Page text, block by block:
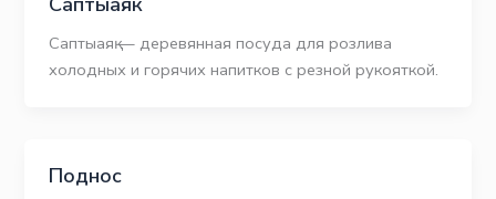
Саптыаяқ — деревянная посуда для розлива
холодных и горячих напитков с резной рукояткой.
Поднос